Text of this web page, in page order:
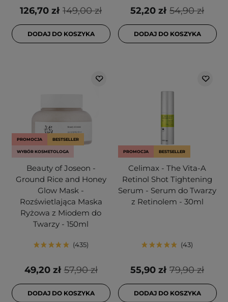
149,00 zł
126,70 zł
DODAJ DO KOSZYKA
54,90 zł
52,20 zł
DODAJ DO KOSZYKA
PROMOCJA BESTSELLER
WYBÓR KOSMETOLOGA
Beauty of Joseon -
Ground Rice and Honey
Glow Mask -
Rozświetlająca Maska
Ryżowa z Miodem do
Twarzy - 150ml
435
57,90 zł
49,20 zł
DODAJ DO KOSZYKA
PROMOCJA BESTSELLER
Celimax - The Vita-A
Retinol Shot Tightening
Serum - Serum do Twarzy
z Retinolem - 30ml
43
79,90 zł
55,90 zł
DODAJ DO KOSZYKA